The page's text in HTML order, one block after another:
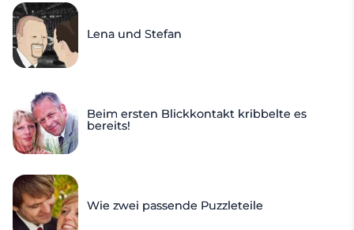
Lena und Stefan
Beim ersten Blickkontakt kribbelte es
bereits!
Wie zwei passende Puzzleteile